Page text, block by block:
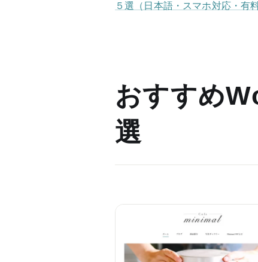
５選（日本語・スマホ対応・有
おすすめ
選